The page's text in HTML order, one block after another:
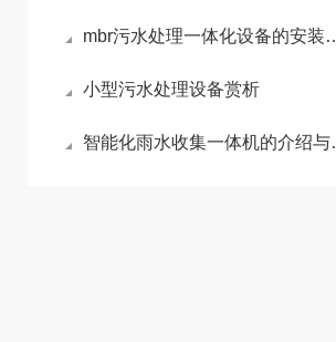
mbr污水处理一体化设备的安装需要注意哪些问题？
小型污水处理设备赏析
智能化雨水收集一体机的介绍与优势